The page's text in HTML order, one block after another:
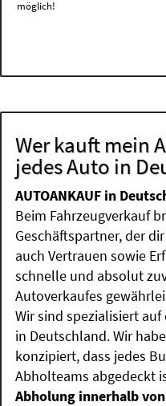
möglich!
Wer kauft mein
jedes Auto in
AUTOANKAUF in
Beim Fahrzeugverkauf
Geschäftspartner, der
auch Vertrauen sowie
schnelle und absolut
Autoverkaufes
Wir sind spezialisiert
in Deutschland. Wir
konzipiert, dass jedes
Abholteams abgedeckt
Abholung innerhalb